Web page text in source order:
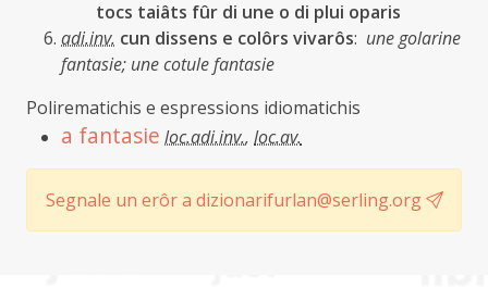
tocs taiâts fûr di une o di plui oparis
adi.inv. cun dissens e colôrs vivarôs: une golarine
fantasie; une cotule fantasie
Polirematichis e espressions idiomatichis
a fantasie loc.adi.inv., loc.av.
Segnale un erôr a dizionarifurlan@serling.org